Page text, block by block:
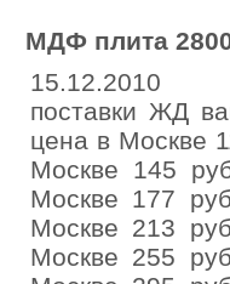
МДФ плита
15.12.2010
поставки ЖД
цена в Москве
Москве 145
Москве 177
Москве 213
Москве 255